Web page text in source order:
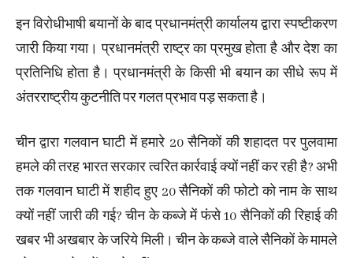
इन विरोधीभाषी बयानों के बाद प्रधानमंत्री कार्यालय द्वारा स्पष्टीकरण
जारी किया गया। प्रधानमंत्री राष्ट्र का प्रमुख होता है और देश का
प्रतिनिधि होता है। प्रधानमंत्री के किसी भी बयान का सीधे रूप में
अंतरराष्ट्रीय कुटनीति पर गलत प्रभाव पड़ सकता है।
चीन द्वारा गलवान घाटी में हमारे 20 सैनिकों की शहादत पर पुलवामा
हमले की तरह भारत सरकार त्वरित कार्रवाई क्यों नहीं कर रही है? अभी
तक गलवान घाटी में शहीद हुए 20 सैनिकों की फोटो को नाम के साथ
क्यों नहीं जारी की गई? चीन के कब्जे में फंसे 10 सैनिकों की रिहाई की
खबर भी अखबार के जरिये मिली। चीन के कब्जे वाले सैनिकों के मामले